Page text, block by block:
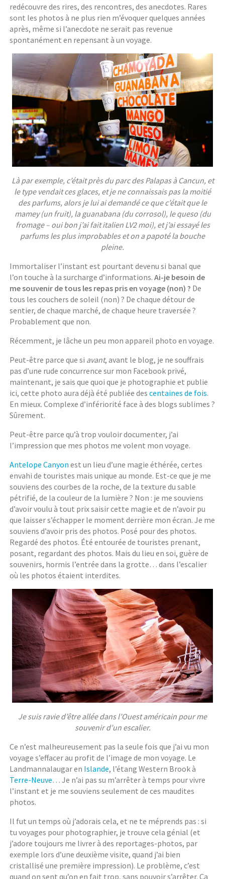
redécouvre des rires, des rencontres, des anecdotes. Rares
sont les photos à ne plus rien m’évoquer quelques années
après, même si l’anecdote ne serait pas revenue
spontanément en repensant à un voyage.
Là par exemple, c’était près du parc des Palapas à Cancun, et
le type vendait ces glaces, et je ne connaissais pas la moitié
des parfums, alors je lui ai demandé ce que c’était que le
mamey (un fruit), la guanabana (du corrosol), le queso (du
fromage – oui bon j’ai fait italien LV2 moi), et j’ai essayé les
parfums les plus improbables et on a papoté la bouche
pleine.
Immortaliser l’instant est pourtant devenu si banal que
l’on touche à la surcharge d’informations.Ai-je besoin de
me souvenir de tous les repas pris en voyage (non) ? De
tous les couchers de soleil (non) ? De chaque détour de
sentier, de chaque marché, de chaque heure traversée ?
Probablement que non.
Récemment, je lâche un peu mon appareil photo en voyage.
Peut-être parce que si avant, avant le blog, je ne souffrais
pas d’une rude concurrence sur mon Facebook privé,
maintenant, je sais que quoi que je photographie et publie
ici, cette photo aura déjà été publiée descentaines de fois.
En mieux. Complexe d’infériorité face à des blogs sublimes ?
Sûrement.
Peut-être parce qu’à trop vouloir documenter, j’ai
l’impression que mes photos me volent mon voyage.
Antelope Canyon est un lieu d’une magie éthérée, certes
envahi de touristes mais unique au monde. Est-ce que je me
souviens des courbes de la roche, de la texture du sable
pétrifié, de la couleur de la lumière ? Non : je me souviens
d’avoir voulu à tout prix saisir cette magie et de n’avoir pu
que laisser s’échapper le moment derrière mon écran. Je me
souviens d’avoir pris des photos. Posé pour des photos.
Regardé des photos. Été entourée de touristes prenant,
posant, regardant des photos. Mais du lieu en soi, guère de
souvenirs, hormis l’entrée dans la grotte… dans l’escalier
où les photos étaient interdites.
Je suis ravie d’être allée dans l’Ouest américain pour me
souvenir d’un escalier.
Ce n’est malheureusement pas la seule fois que j’ai vu mon
voyage s’effacer au profit de l’image de mon voyage. Le
Landmannalaugar en Islande, l’étang Western Brook à
Terre-Neuve… Je n’ai pas su m’arrêter à temps pour vivre
l’instant et je me souviens seulement de ces maudites
photos.
Il fut un temps où j’adorais cela, et ne te méprends pas : si
tu voyages pour photographier, je trouve cela génial (et
j’adore toujours me livrer à des reportages-photos, par
exemple lors d’une deuxième visite, quand j’ai bien
cristallisé une première impression). Le problème, c’est
quand on sent qu’on en fait trop, sans pouvoir s’arrêter. Ça